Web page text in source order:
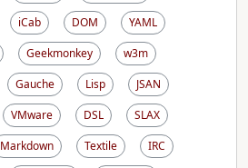
iCab DOM
YAML
Geekmonkey
w3m
Gauche Lisp
JSAN
VMware DSL
SLAX
Markdown Textile
IRC